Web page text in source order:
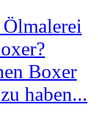
Boxer
haben...